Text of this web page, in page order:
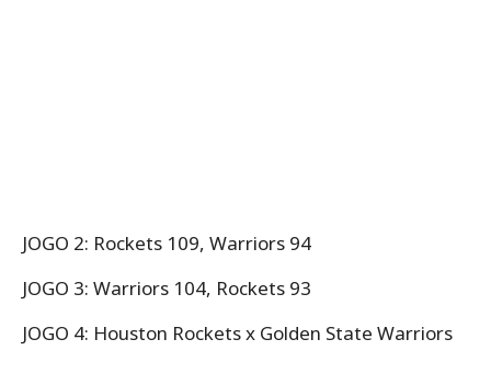
JOGO 2: Rockets 109, Warriors 94
JOGO 3: Warriors 104, Rockets 93
JOGO 4: Houston Rockets x Golden State Warriors